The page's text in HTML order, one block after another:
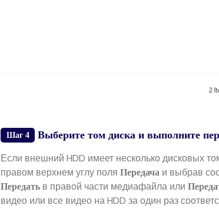
Шаг 4 Выберите том диска и выполните
Если внешний HDD имеет несколько дисковых
правом верхнем углу поляПередача и выбрав
Передать в правой части медиафайла или
видео или все видео на HDD за один раз